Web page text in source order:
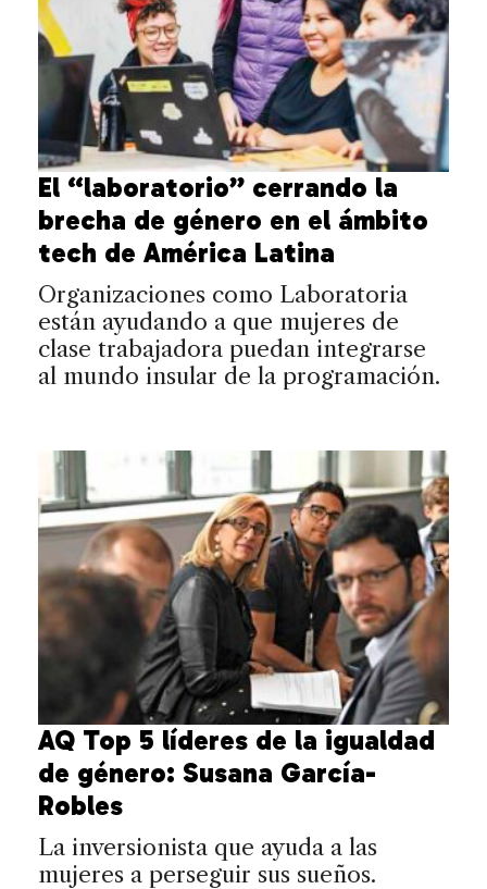
El “laboratorio” cerrando la
brecha de género en el ámbito
tech de América Latina
Organizaciones como Laboratoria
están ayudando a que mujeres de
clase trabajadora puedan integrarse
al mundo insular de la programación.
AQ Top 5 líderes de la igualdad
de género: Susana García-
Robles
La inversionista que ayuda a las
mujeres a perseguir sus sueños.